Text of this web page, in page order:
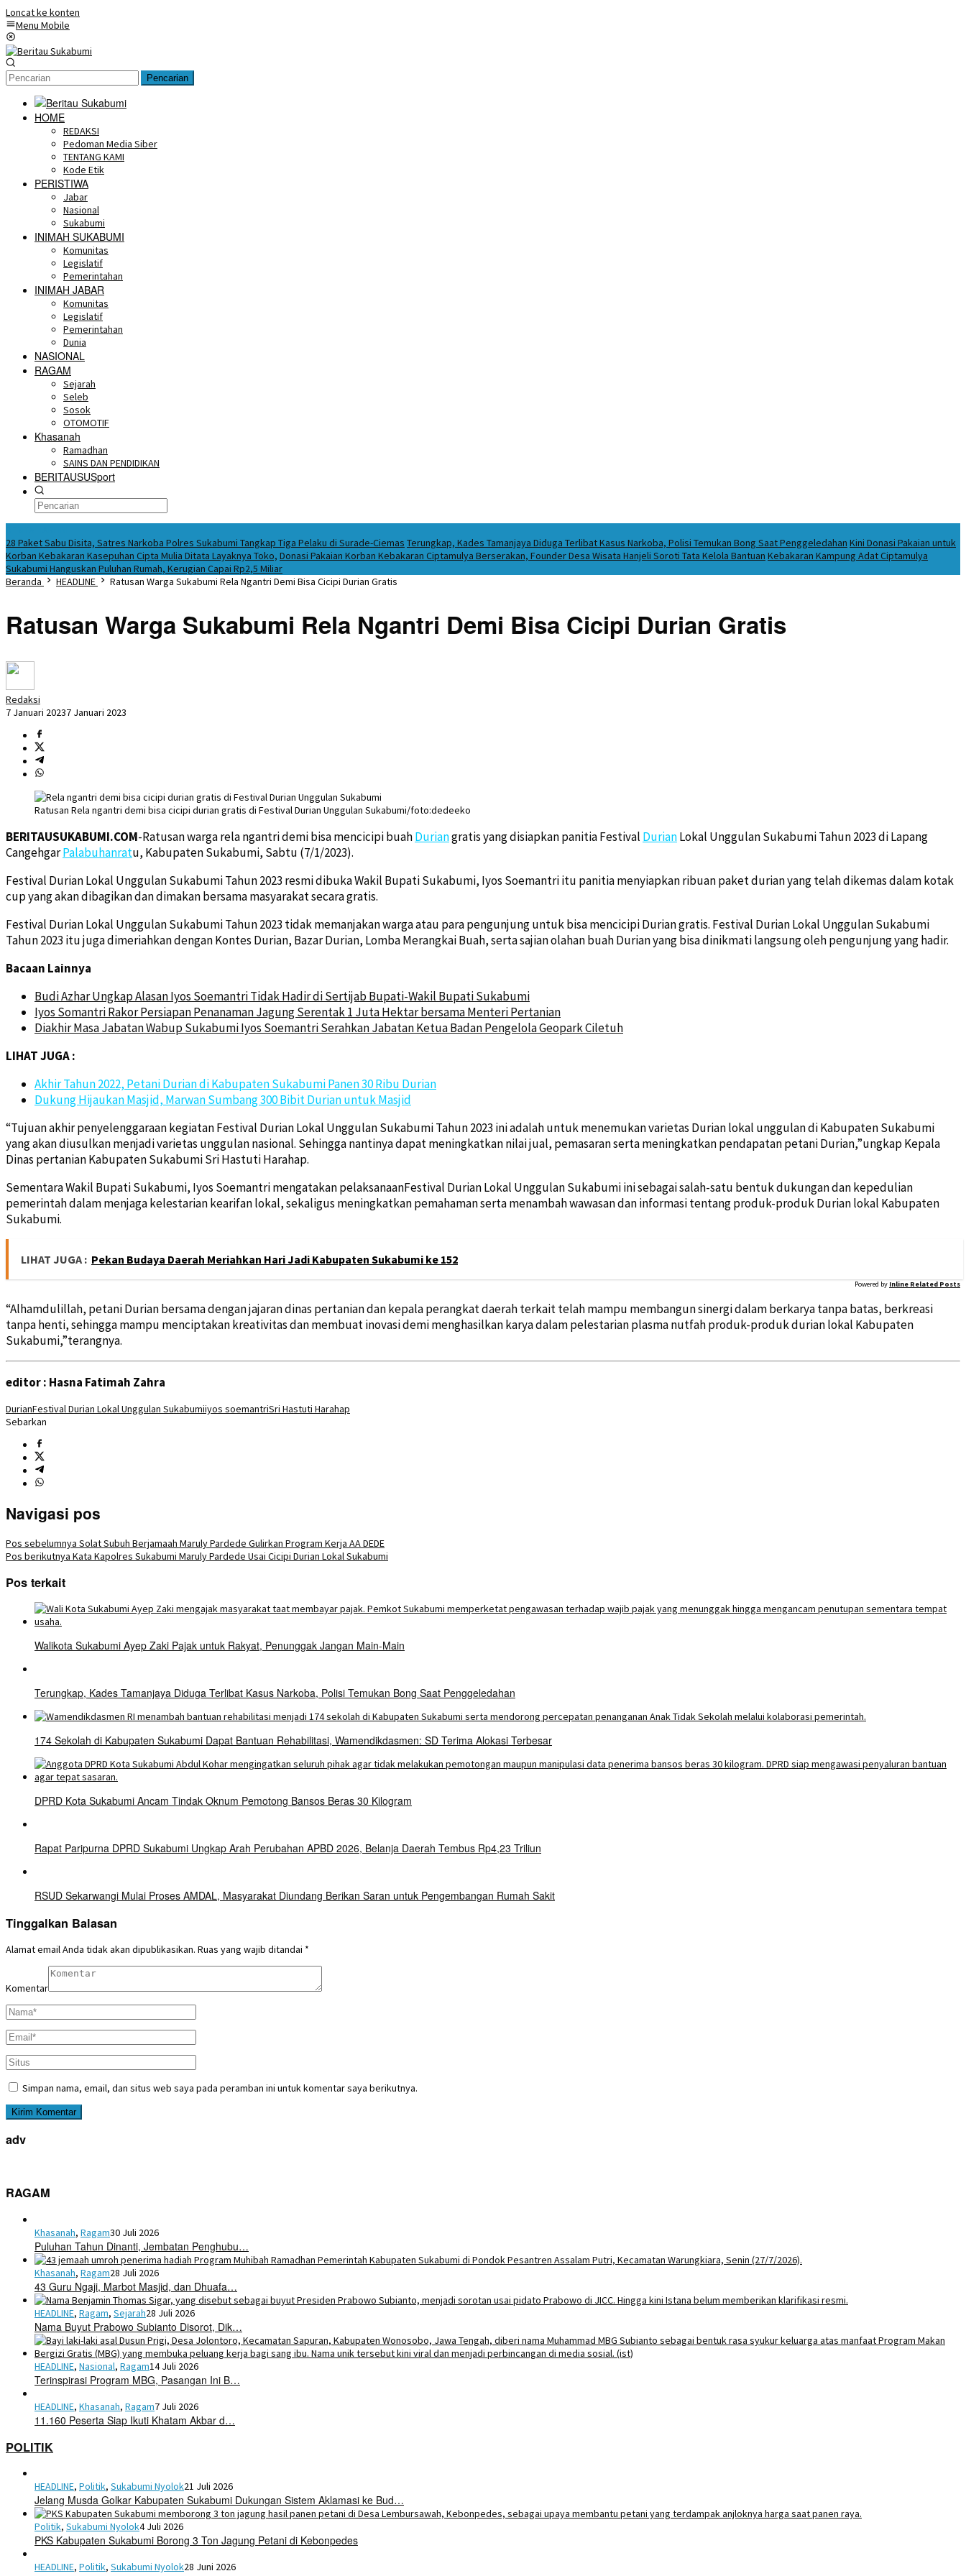
Loncat ke konten
Menu Mobile
Pencarian
HOME
REDAKSI
Pedoman Media Siber
TENTANG KAMI
Kode Etik
PERISTIWA
Jabar
Nasional
Sukabumi
INIMAH SUKABUMI
Komunitas
Legislatif
Pemerintahan
INIMAH JABAR
Komunitas
Legislatif
Pemerintahan
Dunia
NASIONAL
RAGAM
Sejarah
Seleb
Sosok
OTOMOTIF
Khasanah
Ramadhan
SAINS DAN PENDIDIKAN
BERITAUSUSport
28 Paket Sabu Disita, Satres Narkoba Polres Sukabumi Tangkap Tiga Pelaku di Surade-Ciemas Terungkap, Kades Tamanjaya Diduga Terlibat Kasus Narkoba, Polisi Temukan Bong Saat Penggeledahan Kini Donasi Pakaian untuk
Korban Kebakaran Kasepuhan Cipta Mulia Ditata Layaknya Toko, Donasi Pakaian Korban Kebakaran Ciptamulya Berserakan, Founder Desa Wisata Hanjeli Soroti Tata Kelola Bantuan Kebakaran Kampung Adat Ciptamulya
Sukabumi Hanguskan Puluhan Rumah, Kerugian Capai Rp2,5 Miliar
Beranda
HEADLINE Ratusan Warga Sukabumi Rela Ngantri Demi Bisa Cicipi Durian Gratis
Ratusan Warga Sukabumi Rela Ngantri Demi Bisa Cicipi Durian Gratis
Redaksi
7 Januari 20237 Januari 2023
Ratusan Rela ngantri demi bisa cicipi durian gratis di Festival Durian Unggulan Sukabumi/foto:dedeeko
BERITAUSUKABUMI.COM-Ratusan warga rela ngantri demi bisa mencicipi buahDuriangratis yang disiapkan panitia Festival DurianLokal Unggulan Sukabumi Tahun 2023 di Lapang
CangehgarPalabuhanratu, Kabupaten Sukabumi, Sabtu (7/1/2023).
Festival Durian Lokal Unggulan Sukabumi Tahun 2023 resmi dibuka Wakil Bupati Sukabumi, Iyos Soemantri itu panitia menyiapkan ribuan paket durian yang telah dikemas dalam kotak
cup yang akan dibagikan dan dimakan bersama masyarakat secara gratis.
Festival Durian Lokal Unggulan Sukabumi Tahun 2023 tidak memanjakan warga atau para pengunjung untuk bisa mencicipi Durian gratis. Festival Durian Lokal Unggulan Sukabumi
Tahun 2023 itu juga dimeriahkan dengan Kontes Durian, Bazar Durian, Lomba Merangkai Buah, serta sajian olahan buah Durian yang bisa dinikmati langsung oleh pengunjung yang hadir.
Bacaan Lainnya
Budi Azhar Ungkap Alasan Iyos Soemantri Tidak Hadir di Sertijab Bupati-Wakil Bupati Sukabumi
Iyos Somantri Rakor Persiapan Penanaman Jagung Serentak 1 Juta Hektar bersama Menteri Pertanian
Diakhir Masa Jabatan Wabup Sukabumi Iyos Soemantri Serahkan Jabatan Ketua Badan Pengelola Geopark Ciletuh
LIHAT JUGA :
Akhir Tahun 2022, Petani Durian di Kabupaten Sukabumi Panen 30 Ribu Durian
Dukung Hijaukan Masjid, Marwan Sumbang 300 Bibit Durian untuk Masjid
“Tujuan akhir penyelenggaraan kegiatan Festival Durian Lokal Unggulan Sukabumi Tahun 2023 ini adalah untuk menemukan varietas Durian lokal unggulan di Kabupaten Sukabumi
yang akan diusulkan menjadi varietas unggulan nasional. Sehingga nantinya dapat meningkatkan nilai jual, pemasaran serta meningkatkan pendapatan petani Durian,”ungkap Kepala
Dinas pertanian Kabupaten Sukabumi Sri Hastuti Harahap.
Sementara Wakil Bupati Sukabumi, Iyos Soemantri mengatakan pelaksanaanFestival Durian Lokal Unggulan Sukabumi ini sebagai salah-satu bentuk dukungan dan kepedulian
pemerintah dalam menjaga kelestarian kearifan lokal, sekaligus meningkatkan pemahaman serta menambah wawasan dan informasi tentang produk-produk Durian lokal Kabupaten
Sukabumi.
LIHAT JUGA : Pekan Budaya Daerah Meriahkan Hari Jadi Kabupaten Sukabumi ke 152
Powered by Inline Related Posts
“Alhamdulillah, petani Durian bersama dengan jajaran dinas pertanian dan kepala perangkat daerah terkait telah mampu membangun sinergi dalam berkarya tanpa batas, berkreasi
tanpa henti, sehingga mampu menciptakan kreativitas dan membuat inovasi demi menghasilkan karya dalam pelestarian plasma nutfah produk-produk durian lokal Kabupaten
Sukabumi,”terangnya.
editor : Hasna Fatimah Zahra
DurianFestival Durian Lokal Unggulan Sukabumiiyos soemantriSri Hastuti Harahap
Sebarkan
Navigasi pos
Pos sebelumnya Solat Subuh Berjamaah Maruly Pardede Gulirkan Program Kerja AA DEDE
Pos berikutnya Kata Kapolres Sukabumi Maruly Pardede Usai Cicipi Durian Lokal Sukabumi
Pos terkait
Walikota Sukabumi Ayep Zaki Pajak untuk Rakyat, Penunggak Jangan Main-Main
Terungkap, Kades Tamanjaya Diduga Terlibat Kasus Narkoba, Polisi Temukan Bong Saat Penggeledahan
174 Sekolah di Kabupaten Sukabumi Dapat Bantuan Rehabilitasi, Wamendikdasmen: SD Terima Alokasi Terbesar
DPRD Kota Sukabumi Ancam Tindak Oknum Pemotong Bansos Beras 30 Kilogram
Rapat Paripurna DPRD Sukabumi Ungkap Arah Perubahan APBD 2026, Belanja Daerah Tembus Rp4,23 Triliun
RSUD Sekarwangi Mulai Proses AMDAL, Masyarakat Diundang Berikan Saran untuk Pengembangan Rumah Sakit
Tinggalkan Balasan
Alamat email Anda tidak akan dipublikasikan. Ruas yang wajib ditandai *
Komentar
Simpan nama, email, dan situs web saya pada peramban ini untuk komentar saya berikutnya.
adv
RAGAM
Khasanah, Ragam30 Juli 2026
Puluhan Tahun Dinanti, Jembatan Penghubu…
Khasanah, Ragam28 Juli 2026
43 Guru Ngaji, Marbot Masjid, dan Dhuafa…
HEADLINE, Ragam, Sejarah28 Juli 2026
Nama Buyut Prabowo Subianto Disorot, Dik…
HEADLINE, Nasional, Ragam14 Juli 2026
Terinspirasi Program MBG, Pasangan Ini B…
HEADLINE, Khasanah, Ragam7 Juli 2026
11.160 Peserta Siap Ikuti Khatam Akbar d…
POLITIK
HEADLINE, Politik, Sukabumi Nyolok21 Juli 2026
Jelang Musda Golkar Kabupaten Sukabumi Dukungan Sistem Aklamasi ke Bud…
Politik, Sukabumi Nyolok4 Juli 2026
PKS Kabupaten Sukabumi Borong 3 Ton Jagung Petani di Kebonpedes
HEADLINE, Politik, Sukabumi Nyolok28 Juni 2026